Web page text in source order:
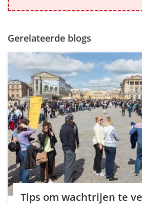
Gerelateerde blogs
Tips om wachtrijen te